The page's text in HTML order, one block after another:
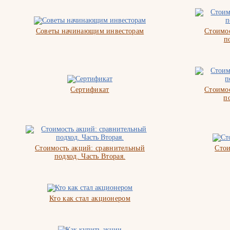
Советы начинающим инвесторам
Сертификат
Стоимость акций: сравнительный
подход. Часть Вторая.
Кто как стал акционером